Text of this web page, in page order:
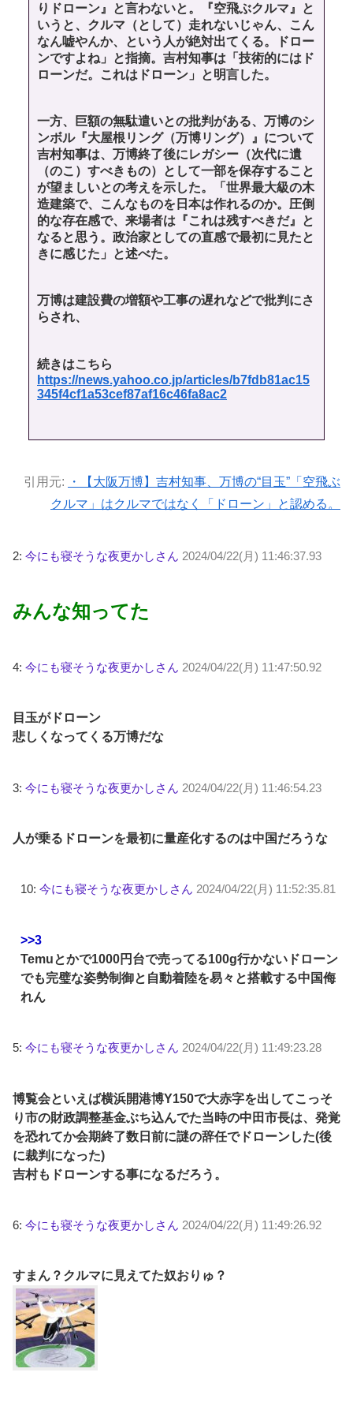
りドローン』と言わないと。『空飛ぶクルマ』と
いうと、クルマ（として）走れないじゃん、こん
なん嘘やんか、という人が絶対出てくる。ドロー
ンですよね」と指摘。吉村知事は「技術的にはド
ローンだ。これはドローン」と明言した。
一方、巨額の無駄遣いとの批判がある、万博のシ
ンボル『大屋根リング（万博リング）』について
吉村知事は、万博終了後にレガシー（次代に遺
（のこ）すべきもの）として一部を保存すること
が望ましいとの考えを示した。「世界最大級の木
造建築で、こんなものを日本は作れるのか。圧倒
的な存在感で、来場者は『これは残すべきだ』と
なると思う。政治家としての直感で最初に見たと
きに感じた」と述べた。
万博は建設費の増額や工事の遅れなどで批判にさ
らされ、
続きはこちら
https://news.yahoo.co.jp/articles/b7fdb81ac15
345f4cf1a53cef87af16c46fa8ac2
引用元:
・【大阪万博】吉村知事、万博の“目玉”「空飛ぶ
クルマ」はクルマではなく「ドローン」と認める。
2: 今にも寝そうな夜更かしさん 2024/04/22(月) 11:46:37.93
みんな知ってた
4: 今にも寝そうな夜更かしさん 2024/04/22(月) 11:47:50.92
目玉がドローン
悲しくなってくる万博だな
3: 今にも寝そうな夜更かしさん 2024/04/22(月) 11:46:54.23
人が乗るドローンを最初に量産化するのは中国だろうな
10: 今にも寝そうな夜更かしさん 2024/04/22(月) 11:52:35.81
>>3
Temuとかで1000円台で売ってる100g行かないドローン
でも完璧な姿勢制御と自動着陸を易々と搭載する中国侮
れん
5: 今にも寝そうな夜更かしさん 2024/04/22(月) 11:49:23.28
博覧会といえば横浜開港博Y150で大赤字を出してこっそ
り市の財政調整基金ぶち込んでた当時の中田市長は、発覚
を恐れてか会期終了数日前に謎の辞任でドローンした(後
に裁判になった)
吉村もドローンする事になるだろう。
6: 今にも寝そうな夜更かしさん 2024/04/22(月) 11:49:26.92
すまん？クルマに見えてた奴おりゅ？